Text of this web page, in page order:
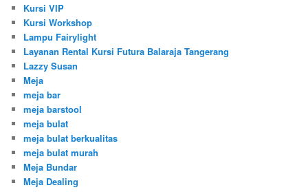
Kursi VIP
Kursi Workshop
Lampu Fairylight
Layanan Rental Kursi Futura Balaraja Tangerang
Lazzy Susan
Meja
meja bar
meja barstool
meja bulat
meja bulat berkualitas
meja bulat murah
Meja Bundar
Meja Dealing